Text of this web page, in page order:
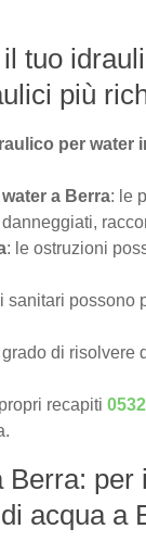
tuo
più
per water
a Berra: le
: le ostruzioni
sanitari possono
di risolvere
recapiti
acqua a